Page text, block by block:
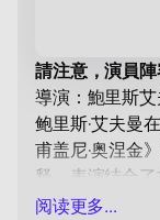
請注意，演員陣
導演：鮑里斯艾
鲍里斯·艾夫曼
甫盖尼·奥涅金
释。表演结合
的棱镜体验奥涅
阅读更多...